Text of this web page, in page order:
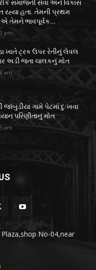
સમાજની સેવા અને વિકાસ
રહ્યા હતા. તેમની પ્રથમ
તેમને ભાવપૂર્વક...
pm
ખાતે ટ્રક ઉપર રેતીનું લેવલ
અડી જતા ચાલકનું મોત
am
જાંબુડીયા ગામે પેટમાં દુઃખવા
પરિણીતાનું મોત
am
No-04,near